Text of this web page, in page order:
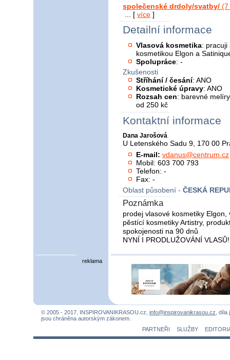
společenské drdoly/svatby/ (7
... [ více ]
Detailní informace
Vlasová kosmetika: pracuji
kosmetikou Elgon a
Spolupráce: -
Zkušenosti
Stříhání / česání: ANO
Kosmetické úpravy: ANO
Rozsah cen: barevné
od 250 kč
Kontaktní informace
Dana Jarošová
U Letenského Sadu 9, 170 00
E-mail:vdanus@centrum.cz
Mobil: 603 700 793
Telefon: -
Fax: -
Oblast působení - ČESKÁ
Poznámka
prodej vlasové kosmetiky
pěstící kosmetiky Artistry,
spokojenosti na 90 dnů
NYNÍ I PRODLUŽOVÁNÍ
reklama
© 2005 - 2017, INSPIROVANIKRASOU.cz, info@inspirovanikrasou.cz, díla
jsou chráněna autorským zákonem.
PARTNEŘI
SLUŽBY